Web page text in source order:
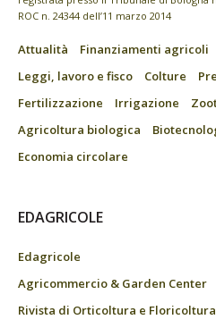
ROC n. 24344 dell’11 marzo 2014
Attualità Finanziamenti agricoli
Leggi, lavoro e fisco
Colture
Fertilizzazione
Irrigazione
Agricoltura biologica
Economia circolare
EDAGRICOLE
Edagricole
Agricommercio & Garden Center
Rivista di Orticoltura e Floricoltura